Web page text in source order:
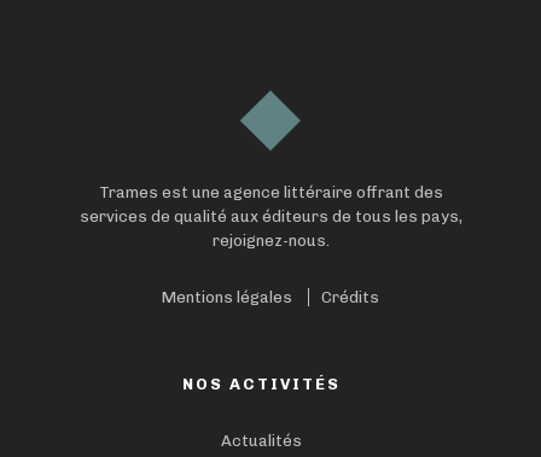
Trames est une agence littéraire offrant des
services de qualité aux éditeurs de tous les pays,
rejoignez-nous.
Mentions légales Crédits
NOS ACTIVITÉS
Actualités